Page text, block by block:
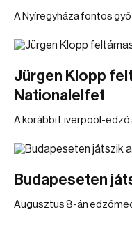
A Nyíregyháza fontos
Jürgen Klopp
Nationalelfet
A korábbi Liverpool-edző
Budapeseten
Augusztus 8-án